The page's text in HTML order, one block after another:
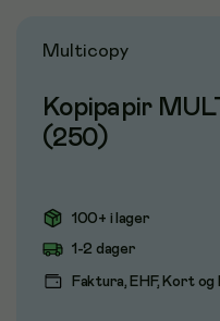
Multicopy
Kopipapir
(250)
100+ i lager
1-2 dager
Faktura, EHF, Kort og